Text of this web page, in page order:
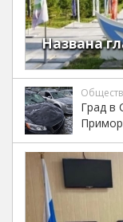
Названа
Град в